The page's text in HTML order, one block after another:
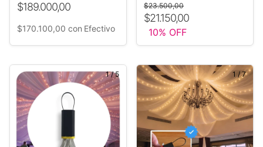
calidas lluvia
$189.000,00
$170.100,00 con Efectivo
$21.150,00
$23.500,00
10% OFF
1/5 1 /7